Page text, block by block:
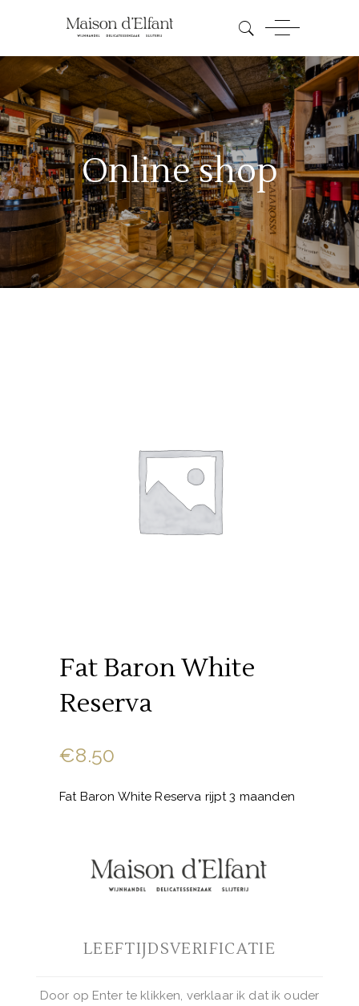
Online shop
Fat Baron White
Reserva
€8.50
Fat Baron White Reserva rijpt 3 maanden
appel en rijpe peer in de geur, de smaak
is fruitig met een vleugje vanille.
Baron
ReservaBUY NOW
LEEFTIJDSVERIFICATIE
Door op Enter te klikken, verklaar ik dat ik ouder